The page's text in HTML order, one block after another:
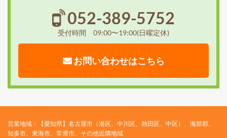
052-389-5752
受付時間 09:00〜19:00(日曜定休)
お問い合わせはこちら
営業地域：【愛知県】名古屋市（港区、中川区、熱田区、中区）、海部郡、
知多市、東海市、常滑市、その他近隣地域